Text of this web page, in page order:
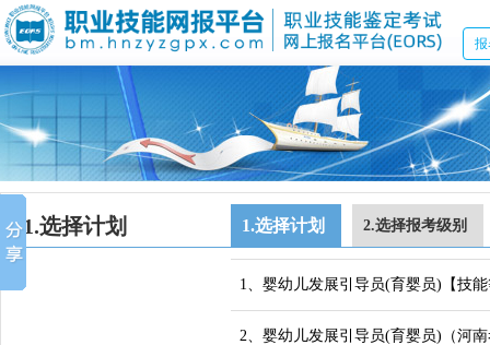
1.选择计划 1.选择计划 2.选择报考级别
1、婴幼儿发展引导员(育婴员)【技
2、婴幼儿发展引导员(育婴员)（河